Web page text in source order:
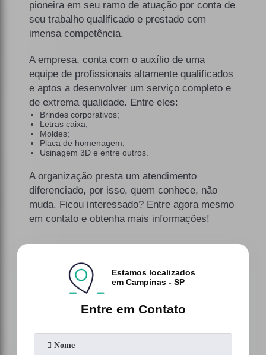
pioneira em seu ramo de atuação por conta de
seu trabalho qualificado e prestado com
imensa competência.
A empresa, conta com o auxílio de uma
equipe de profissionais altamente qualificados
e aptos a desenvolver um serviço completo e
de extrema qualidade. Entre eles:
Brindes corporativos;
Letras caixa;
Moldes;
Placa de homenagem;
Usinagem 3D e entre outros.
A organização presta um atendimento
diferenciado, por isso, quem conhece, não
muda. Ficou interessado? Entre agora mesmo
em contato e obtenha mais informações!
Entre em Contato
Estamos localizados
em Campinas - SP